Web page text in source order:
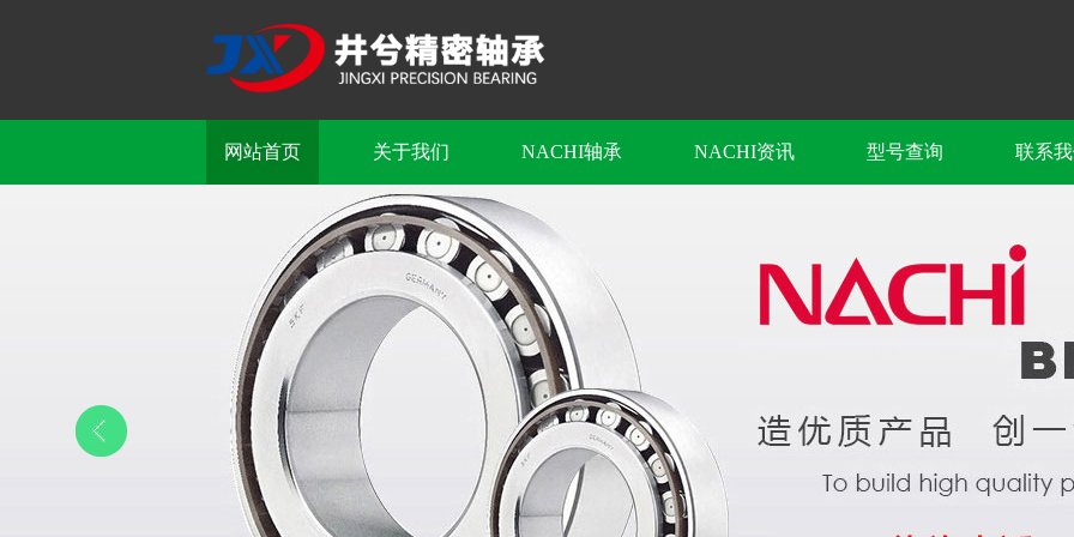
网站首页 关于我们 NACHI轴承 NACHI资讯 型号查询 联系